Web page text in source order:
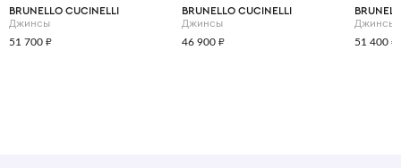
BRUNELLO CUCINELLI
Джинсы
51 700 ₽
BRUNELLO CUCINELLI
Джинсы
46 900 ₽
Джинсы
51 400 ₽